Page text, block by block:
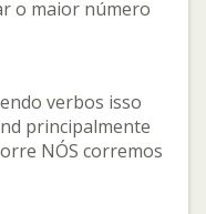
o maior número
verbos isso
principalmente
NÓS corremos